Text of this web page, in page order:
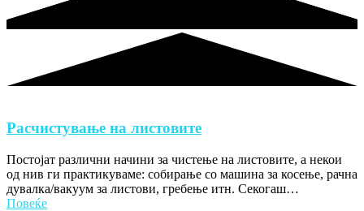
Расчистување на листовите
Постојат различни начини за чистење на листовите, а некои
од нив ги практикуваме: собирање со машина за косење, рачна
дувалка/вакуум за листови, гребење итн. Секогаш…
Повеќе